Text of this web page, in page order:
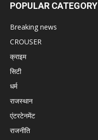
POPULAR CATEGORY
Breaking news
CROUSER
क्राइम
सिटी
धर्म
राजस्थान
एंटरटेनमेंट
राजनीति